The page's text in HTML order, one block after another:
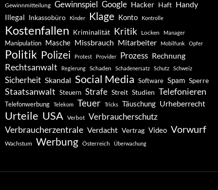
Gewinnmitteilung Gewinnspiel Google Hacker Haft Handy
Illegal Inkassobüro Kinder Klage Konto Kontrolle
Kostenfallen Kriminalität Kritik Locken Manager
Manipulation Masche Missbrauch Mitarbeiter Mobilfunk Opfer
Politik Polizei Protest Provider Prozess Rechnung
Rechtsanwalt Regierung Schaden Schadenersatz Schutz Schweiz
Sicherheit Skandal Social Media Software Spam Sperre
Staatsanwalt Steuern Strafe Streit Studien Telefonieren
Telefonwerbung Telekom Teuer Tricks Täuschung Urheberrecht
Urteile USA Verbot Verbraucherschutz
Verbraucherzentrale Verdacht Vertrag Video Vorwurf
Wachstum Werbung Österreich Überwachung